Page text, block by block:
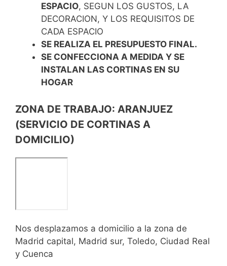
ESPACIO, SEGUN LOS GUSTOS, LA
DECORACION, Y LOS REQUISITOS DE
CADA ESPACIO
SE REALIZA EL PRESUPUESTO FINAL.
SE CONFECCIONA A MEDIDA Y SE
INSTALAN LAS CORTINAS EN SU
HOGAR
ZONA DE TRABAJO: ARANJUEZ
(SERVICIO DE CORTINAS A
DOMICILIO)
Nos desplazamos a domicilio a la zona de
Madrid capital, Madrid sur, Toledo, Ciudad Real
y Cuenca